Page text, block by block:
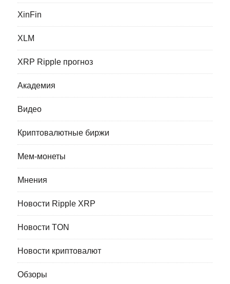
XinFin
XLM
XRP Ripple прогноз
Академия
Видео
Криптовалютные биржи
Мем-монеты
Мнения
Новости Ripple XRP
Новости TON
Новости криптовалют
Обзоры